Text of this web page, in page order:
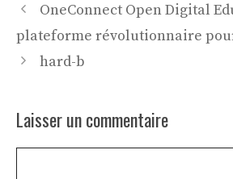
OneConnect Open Digital
plateforme révolutionnaire
hard-b
Laisser un commentaire